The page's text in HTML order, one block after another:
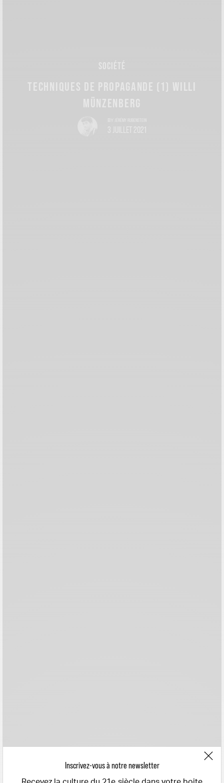
Inscrivez-vous à notre newsletter
SOCIÉTÉ
TECHNIQUES DE PROPAGANDE (1) WILLI
MÜNZENBERG
BY
3 JUILLET 2021